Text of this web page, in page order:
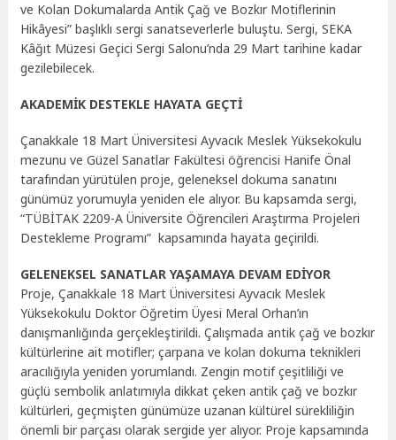
ve Kolan Dokumalarda Antik Çağ ve Bozkır Motiflerinin
Hikâyesi” başlıklı sergi sanatseverlerle buluştu. Sergi, SEKA
Kâğıt Müzesi Geçici Sergi Salonu’nda 29 Mart tarihine kadar
gezilebilecek.
AKADEMİK DESTEKLE HAYATA GEÇTİ
Çanakkale 18 Mart Üniversitesi Ayvacık Meslek Yüksekokulu
mezunu ve Güzel Sanatlar Fakültesi öğrencisi Hanife Önal
tarafından yürütülen proje, geleneksel dokuma sanatını
günümüz yorumuyla yeniden ele alıyor. Bu kapsamda sergi,
“TÜBİTAK 2209-A Üniversite Öğrencileri Araştırma Projeleri
Destekleme Programı” kapsamında hayata geçirildi.
GELENEKSEL SANATLAR YAŞAMAYA DEVAM EDİYOR
Proje, Çanakkale 18 Mart Üniversitesi Ayvacık Meslek
Yüksekokulu Doktor Öğretim Üyesi Meral Orhan’ın
danışmanlığında gerçekleştirildi. Çalışmada antik çağ ve bozkır
kültürlerine ait motifler; çarpana ve kolan dokuma teknikleri
aracılığıyla yeniden yorumlandı. Zengin motif çeşitliliği ve
güçlü sembolik anlatımıyla dikkat çeken antik çağ ve bozkır
kültürleri, geçmişten günümüze uzanan kültürel sürekliliğin
önemli bir parçası olarak sergide yer alıyor. Proje kapsamında